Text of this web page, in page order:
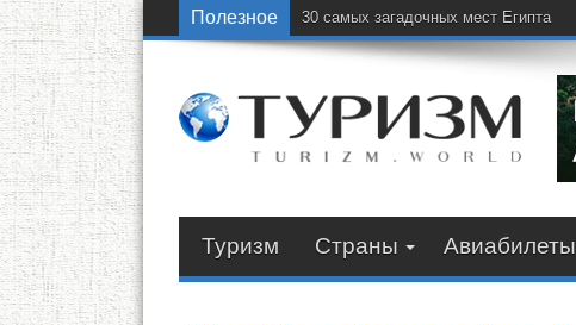
Полезное 30 самых загадочных мест Египта
Туризм Страны Авиабилеты